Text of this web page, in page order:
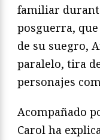
familiar
posguerra,
de su suegro,
paralelo, tira
personajes
Acompañado
Carol ha